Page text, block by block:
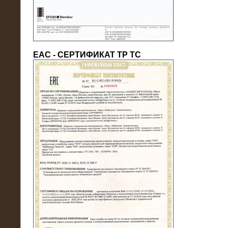
22.05.2016
Нагрузочный модуль в контейнере
10 МВт (0,4 кВ - напряжение)
ЕАС - СЕРТИФИКАТ ТР ТС